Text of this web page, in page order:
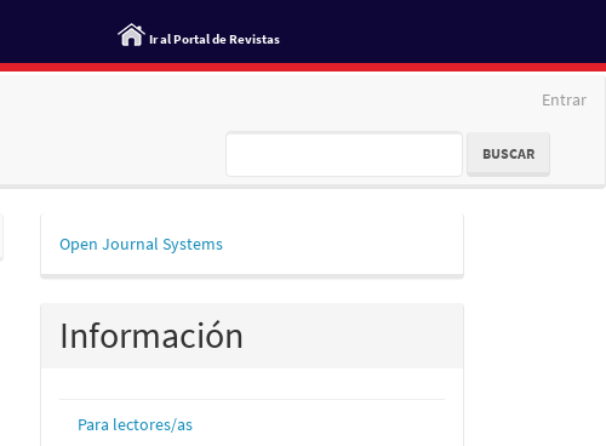
Ir al Portal de Revistas
Entrar
BUSCAR
Desarrollado
por
Open Journal Systems
Información
Para lectores/as